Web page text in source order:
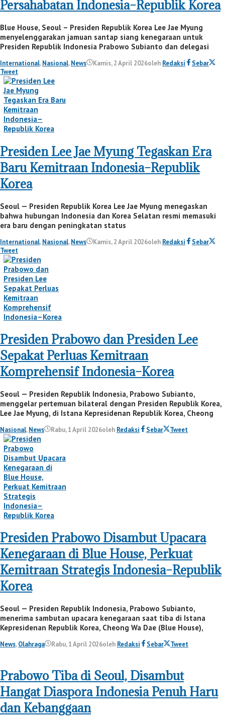
Persahabatan Indonesia–Republik Korea
Blue House, Seoul – Presiden Republik Korea Lee Jae Myung
menyelenggarakan jamuan santap siang kenegaraan untuk
Presiden Republik Indonesia Prabowo Subianto dan delegasi
International,Nasional,News Kamis, 2 April 2026oleh Redaksi
Sebar
Tweet
Presiden Lee Jae Myung Tegaskan Era
Baru Kemitraan Indonesia–Republik
Korea
Seoul — Presiden Republik Korea Lee Jae Myung menegaskan
bahwa hubungan Indonesia dan Korea Selatan resmi memasuki
era baru dengan peningkatan status
International,Nasional,News Kamis, 2 April 2026oleh Redaksi
Sebar
Tweet
Presiden Prabowo dan Presiden Lee
Sepakat Perluas Kemitraan
Komprehensif Indonesia–Korea
Seoul — Presiden Republik Indonesia, Prabowo Subianto,
menggelar pertemuan bilateral dengan Presiden Republik Korea,
Lee Jae Myung, di Istana Kepresidenan Republik Korea, Cheong
Nasional,News Rabu, 1 April 2026oleh Redaksi Sebar Tweet
Presiden Prabowo Disambut Upacara
Kenegaraan di Blue House, Perkuat
Kemitraan Strategis Indonesia–Republik
Korea
Seoul — Presiden Republik Indonesia, Prabowo Subianto,
menerima sambutan upacara kenegaraan saat tiba di Istana
Kepresidenan Republik Korea, Cheong Wa Dae (Blue House),
News,Olahraga Rabu, 1 April 2026oleh Redaksi Sebar Tweet
Prabowo Tiba di Seoul, Disambut
Hangat Diaspora Indonesia Penuh Haru
dan Kebanggaan